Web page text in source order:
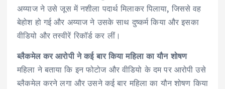
अय्याज ने उसे जूस में नशीला पदार्थ मिलाकर पिलाया, जिससे वह
बेहोश हो गई और अय्याज ने उसके साथ दुष्कर्म किया और इसका
वीडियो और तस्वीरें रिकॉर्ड कर लीं।
ब्लैकमेल कर आरोपी ने कई बार किया महिला का यौन शोषण
महिला ने बताया कि इन फोटोज और वीडियो के दम पर आरोपी उसे
ब्लैकमेल करने लगा और उसने कई बार महिला का यौन शोषण किया